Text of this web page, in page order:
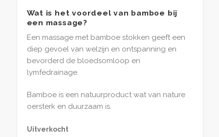
Wat is het voordeel van bamboe bij
een massage?
Een massage met bamboe stokken geeft een
diep gevoel van welzijn en ontspanning en
bevorderd de bloedsomloop en
lymfedrainage.
Bamboe is een natuurproduct wat van nature
oersterk en duurzaam is.
Uitverkocht